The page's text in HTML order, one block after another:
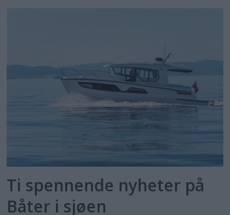
Ti spennende nyheter på
Båter i sjøen